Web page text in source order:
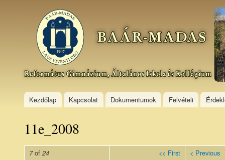
Baár–
Madas
Református
Gimnázium,
Általános
Kollégium
Kezdőlap Kapcsolat Dokumentumok Felvételi
11e_2008
7of 24 << First < Previous